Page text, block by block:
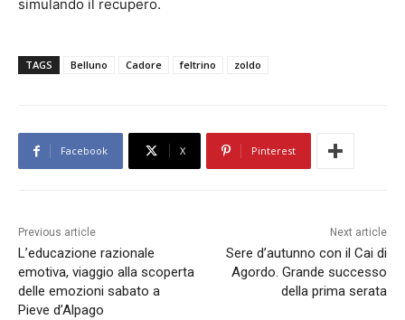
simulando il recupero.
TAGS Belluno Cadore feltrino zoldo
Facebook X Pinterest
Previous article
L’educazione razionale
emotiva, viaggio alla scoperta
delle emozioni sabato a
Pieve d’Alpago
Next article
Sere d’autunno con il Cai di
Agordo. Grande successo
della prima serata